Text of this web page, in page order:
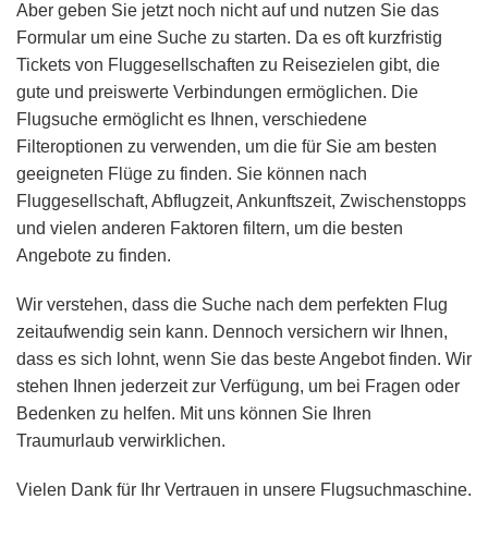
Aber geben Sie jetzt noch nicht auf und nutzen Sie das
Formular um eine Suche zu starten. Da es oft kurzfristig
Tickets von Fluggesellschaften zu Reisezielen gibt, die
gute und preiswerte Verbindungen ermöglichen. Die
Flugsuche ermöglicht es Ihnen, verschiedene
Filteroptionen zu verwenden, um die für Sie am besten
geeigneten Flüge zu finden. Sie können nach
Fluggesellschaft, Abflugzeit, Ankunftszeit, Zwischenstopps
und vielen anderen Faktoren filtern, um die besten
Angebote zu finden.
Wir verstehen, dass die Suche nach dem perfekten Flug
zeitaufwendig sein kann. Dennoch versichern wir Ihnen,
dass es sich lohnt, wenn Sie das beste Angebot finden. Wir
stehen Ihnen jederzeit zur Verfügung, um bei Fragen oder
Bedenken zu helfen. Mit uns können Sie Ihren
Traumurlaub verwirklichen.
Vielen Dank für Ihr Vertrauen in unsere Flugsuchmaschine.